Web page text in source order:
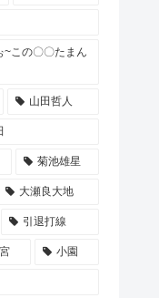
~この〇〇たまん
山田哲人
菊池雄星
大瀬良大地
引退打線
小園